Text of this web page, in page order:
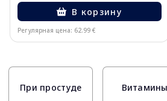
В корзину
Регулярная цена: 62.99 €
При простуде Витамины